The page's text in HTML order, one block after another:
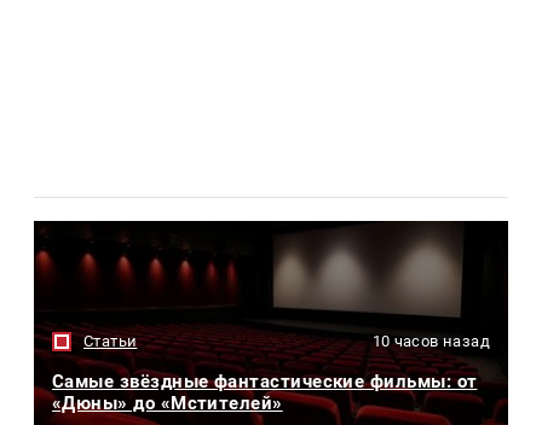
Статьи 10 часов назад
Самые звёздные фантастические фильмы: от
«Дюны» до «Мстителей»